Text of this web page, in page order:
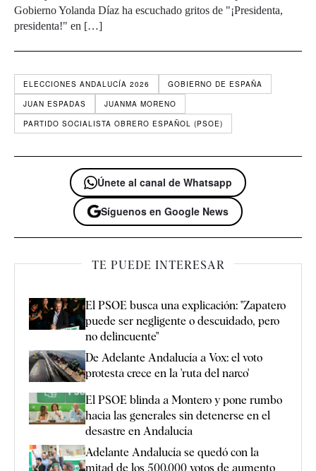
Gobierno Yolanda Díaz ha escuchado gritos de "¡Presidenta,
presidenta!" en […]
ELECCIONES ANDALUCÍA 2026
GOBIERNO DE ESPAÑA
JUAN ESPADAS
JUANMA MORENO
PARTIDO SOCIALISTA OBRERO ESPAÑOL (PSOE)
Únete al canal de Whatsapp
Síguenos en Google News
TE PUEDE INTERESAR
El PSOE busca una explicación: "Zapatero
puede ser negligente o descuidado, pero
no delincuente"
De Adelante Andalucía a Vox: el voto
protesta crece en la 'ruta del narco'
El PSOE blinda a Montero y pone rumbo
hacia las generales sin detenerse en el
desastre en Andalucía
Adelante Andalucía se quedó con la
mitad de los 500.000 votos de aumento